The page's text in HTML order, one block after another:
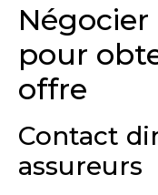
pour
offre
Contact
assureurs